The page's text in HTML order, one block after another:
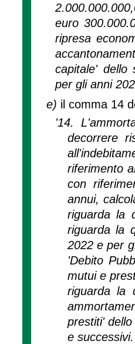
euro
ripresa
capitale' dello
per gli anni
e) il comma 14
'14.
decorrere
riferimento
con
annui,
riguarda la
riguarda la
2022 e per
'Debito
mutui e
riguarda la
prestiti'
e